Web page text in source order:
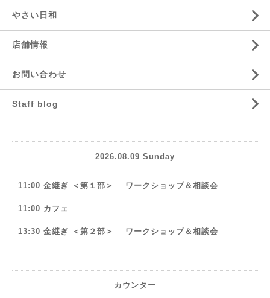
やさい日和
店舗情報
お問い合わせ
Staff blog
2026.08.09 Sunday
11:00 金継ぎ ＜第１部＞ ワークショップ＆相談会
11:00 カフェ
13:30 金継ぎ ＜第２部＞ ワークショップ＆相談会
カウンター